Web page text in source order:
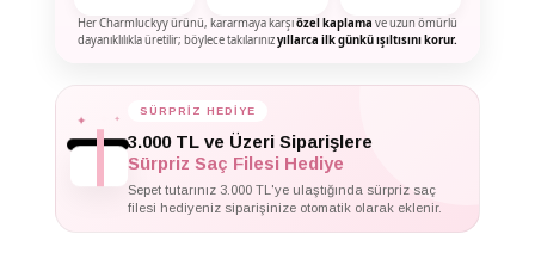
Her Charmluckyy ürünü, kararmaya karşıözel kaplama ve uzun ömürlü
dayanıklılıkla üretilir; böylece takılarınızyıllarca ilk günkü ışıltısını korur.
✦ SÜRPRİZ HEDİYE
3.000 TL ve Üzeri Siparişlere
Sürpriz Saç Filesi Hediye
Sepet tutarınız 3.000 TL'ye ulaştığında sürpriz saç
filesi hediyeniz siparişinize otomatik olarak eklenir.